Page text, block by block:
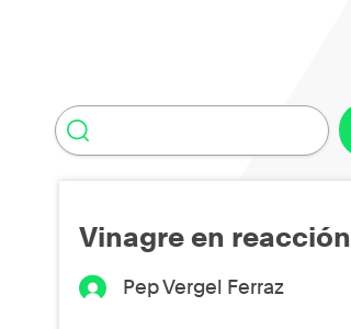
Vinagre en reacción
Pep Vergel Ferraz